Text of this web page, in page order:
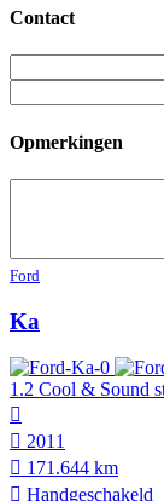
Contact
Opmerkingen
Ford
Ka
1.2 Cool & Sound
2011
171.644 km
Hand­geschakeld